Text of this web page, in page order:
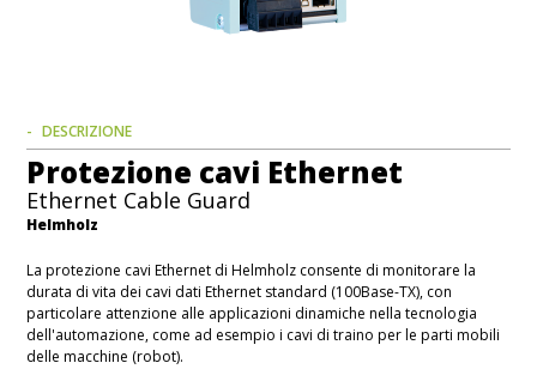
DESCRIZIONE
Protezione cavi Ethernet
Ethernet Cable Guard
Helmholz
La protezione cavi Ethernet di Helmholz consente di monitorare la
durata di vita dei cavi dati Ethernet standard (100Base-TX), con
particolare attenzione alle applicazioni dinamiche nella tecnologia
dell'automazione, come ad esempio i cavi di traino per le parti mobili
delle macchine (robot).